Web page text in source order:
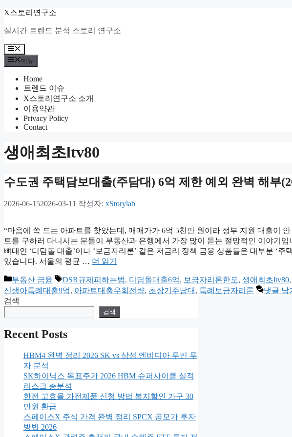
컨
츠
로
건
너
X스토리연구소
실시간 트렌드 분석 스토리 연구소
메
뉴
메뉴
Home
트렌드 이슈
X스토리연구소 소개
이용약관
Privacy Policy
Contact
생애최초ltv80
수도권 주택담보대출(주담대) 6억 제한 예외 완벽 해부
2026-06-152026-03-11 작성자: xStorylab
“마음에 쏙 드는 아파트를 찾았는데, 매매가가 6억 5천만 원이라 정부 지원 대출이
트를 구하러 다니시는 분들이 부동산과 은행에서 가장 많이 듣는 절망적인 이야기
뼈대인 ‘디딤돌 대출’이나 ‘보금자리론’ 같은 저금리 정책 금융 상품들은 대부분 ‘
있습니다. 서울의 평균 … 더 읽기
카
테
고
리
부동산 금융
태
그
DSR규제피하는법, 디딤돌대출6억, 보금자리론한도, 생애최초ltv80,
신생아특례대출9억, 아파트대출우회전략, 초장기주담대 , 특례보금자리론
댓글 남
검색
검색
Recent Posts
HBM4 완벽 정리 2026 SK vs 삼성 엔비디아 루빈 투
자 분석
SK하이닉스 목표주가 2026 HBM 슈퍼사이클 실적
리스크 총분석
한전 고효율 가전제품 신청 방법 복지할인 가구 30
만원 환급
스페이스X 주식 가격 완벽 정리 SPCX 공모가 투자
방법 2026